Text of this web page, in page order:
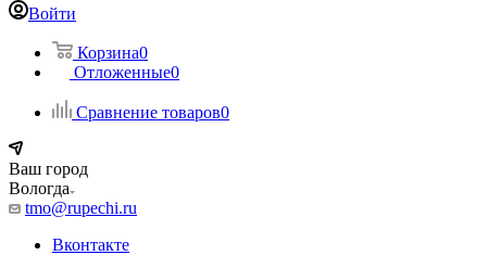
Войти
Корзина0
Отложенные0
Сравнение товаров0
Ваш город
Вологда
tmo@rupechi.ru
Вконтакте